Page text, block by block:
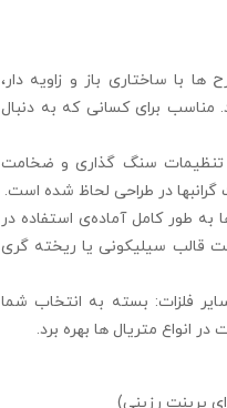
با ساختاری باز و زاویه‌ دار،
مناسب برای کسانی که به دنبال
تنظیمات سنگ‌ گذاری و ضخامت‌
در طراحی لحاظ شده است.
به‌ طور کامل آماده‌ی استفاده در
قالب سیلیکونی یا ریخته‌ گری
سایر فلزات: بسته به انتخاب شما
انواع متریال‌ ها بهره برد.